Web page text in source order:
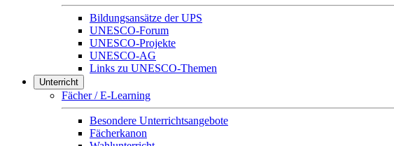
Bildungsansätze der UPS
UNESCO-Forum
UNESCO-Projekte
UNESCO-AG
Links zu UNESCO-Themen
Unterricht
Fächer / E-Learning
Besondere Unterrichtsangebote
Fächerkanon